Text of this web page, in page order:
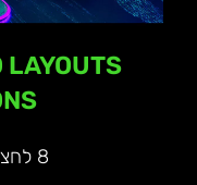
LAYOUTS
8 לחצנים ניתנים לתכנות